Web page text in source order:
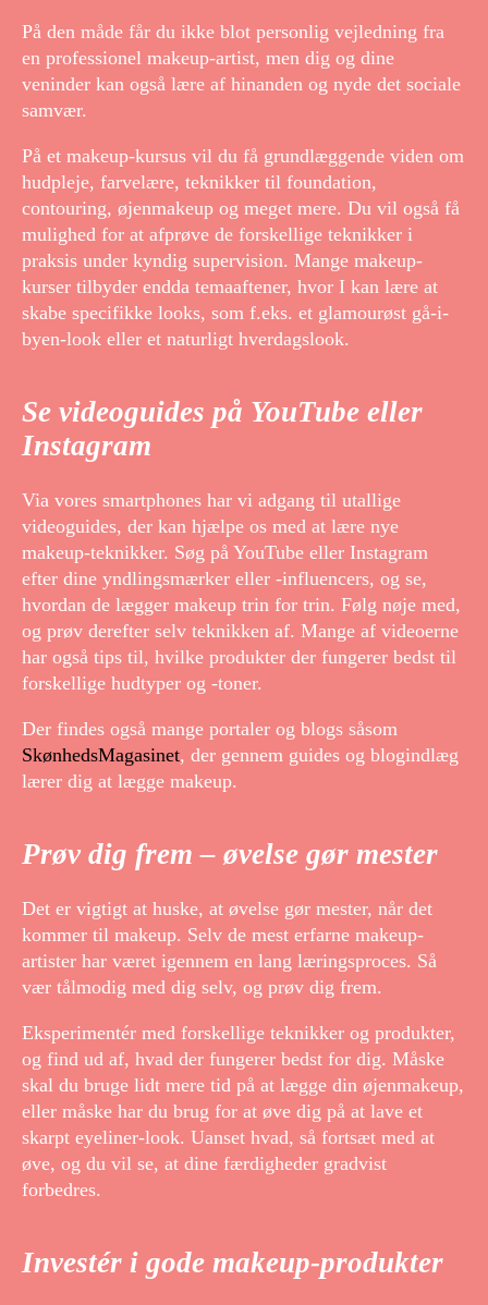
På den måde får du ikke blot personlig vejledning fra
en professionel makeup-artist, men dig og dine
veninder kan også lære af hinanden og nyde det sociale
samvær.
På et makeup-kursus vil du få grundlæggende viden om
hudpleje, farvelære, teknikker til foundation,
contouring, øjenmakeup og meget mere. Du vil også få
mulighed for at afprøve de forskellige teknikker i
praksis under kyndig supervision. Mange makeup-
kurser tilbyder endda temaaftener, hvor I kan lære at
skabe specifikke looks, som f.eks. et glamourøst gå-i-
byen-look eller et naturligt hverdagslook.
Se videoguides på YouTube eller
Instagram
Via vores smartphones har vi adgang til utallige
videoguides, der kan hjælpe os med at lære nye
makeup-teknikker. Søg på YouTube eller Instagram
efter dine yndlingsmærker eller -influencers, og se,
hvordan de lægger makeup trin for trin. Følg nøje med,
og prøv derefter selv teknikken af. Mange af videoerne
har også tips til, hvilke produkter der fungerer bedst til
forskellige hudtyper og -toner.
Der findes også mange portaler og blogs såsom
SkønhedsMagasinet, der gennem guides og blogindlæg
lærer dig at lægge makeup.
Prøv dig frem – øvelse gør mester
Det er vigtigt at huske, at øvelse gør mester, når det
kommer til makeup. Selv de mest erfarne makeup-
artister har været igennem en lang læringsproces. Så
vær tålmodig med dig selv, og prøv dig frem.
Eksperimentér med forskellige teknikker og produkter,
og find ud af, hvad der fungerer bedst for dig. Måske
skal du bruge lidt mere tid på at lægge din øjenmakeup,
eller måske har du brug for at øve dig på at lave et
skarpt eyeliner-look. Uanset hvad, så fortsæt med at
øve, og du vil se, at dine færdigheder gradvist
forbedres.
Investér i gode makeup-produkter